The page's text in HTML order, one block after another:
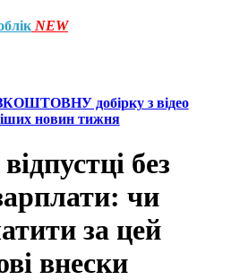
NEW
добірку з відео
новин тижня
без
чи
за цей
внески